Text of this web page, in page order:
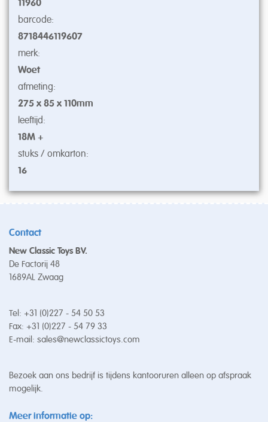
11960
barcode:
8718446119607
merk:
Woet
afmeting:
275 x 85 x 110mm
leeftijd:
18M +
stuks / omkarton:
16
Contact
New Classic Toys BV.
De Factorij 48
1689AL Zwaag
Tel: +31 (0)227 - 54 50 53
Fax: +31 (0)227 - 54 79 33
E-mail: sales@newclassictoys.com
Bezoek aan ons bedrijf is tijdens kantooruren alleen op afspraak
mogelijk.
Meer informatie op: